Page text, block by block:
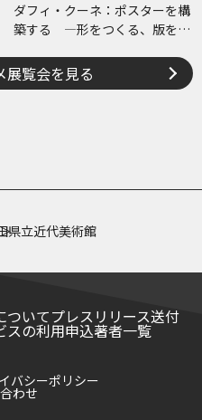
ダフィ・クーネ：ポスターを構
築する ―形をつくる、版をつ
展覧会を見る
県立近代美術館
ついてプレスリリース送付
スの利用申込著者一覧
バシーポリシー
わせ